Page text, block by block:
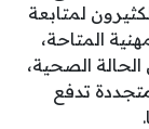
لمتابعة
المتاحة،
الصحية،
تدفع